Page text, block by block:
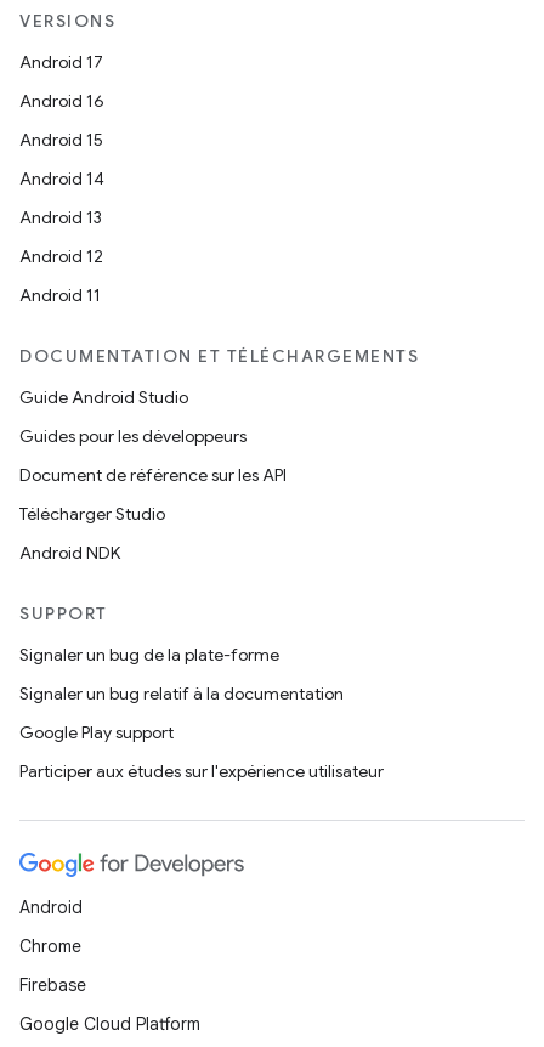
VERSIONS
Android 17
Android 16
Android 15
Android 14
Android 13
Android 12
Android 11
DOCUMENTATION ET TÉLÉCHARGEMENTS
Guide Android Studio
Guides pour les développeurs
Document de référence sur les API
Télécharger Studio
Android NDK
SUPPORT
Signaler un bug de la plate-forme
Signaler un bug relatif à la documentation
Google Play support
Participer aux études sur l'expérience utilisateur
Android
Chrome
Firebase
Google Cloud Platform